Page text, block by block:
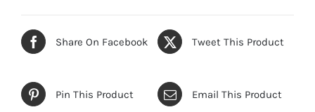
Share On Facebook Tweet This Product
Pin This Product Email This Product